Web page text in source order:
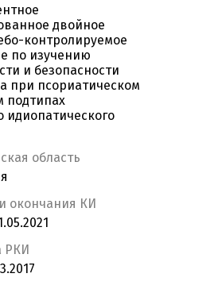
двойное
контролируемое
по изучению
и безопасности
при псориатическом
подтипах
идиопатического
область
окончания КИ
РКИ